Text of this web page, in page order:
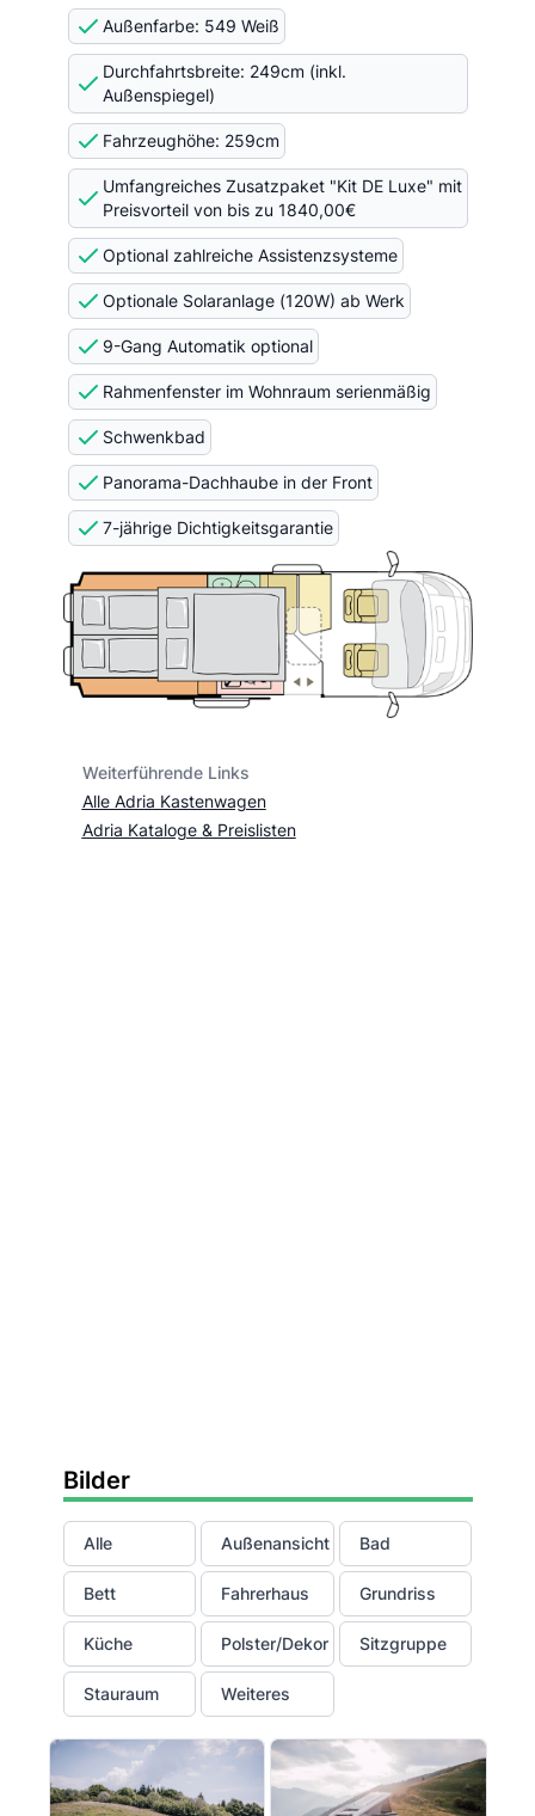
Außenfarbe: 549 Weiß
Durchfahrtsbreite: 249cm (inkl.
Außenspiegel)
Fahrzeughöhe: 259cm
Umfangreiches Zusatzpaket "Kit DE Luxe" mit
Preisvorteil von bis zu 1840,00€
Optional zahlreiche Assistenzsysteme
Optionale Solaranlage (120W) ab Werk
9-Gang Automatik optional
Rahmenfenster im Wohnraum serienmäßig
Schwenkbad
Panorama-Dachhaube in der Front
7-jährige Dichtigkeitsgarantie
Weiterführende Links
Alle Adria Kastenwagen
Adria Kataloge & Preislisten
Bilder
Alle Außenansicht Bad
Bett Fahrerhaus Grundriss
Küche Polster/Dekor Sitzgruppe
Stauraum Weiteres